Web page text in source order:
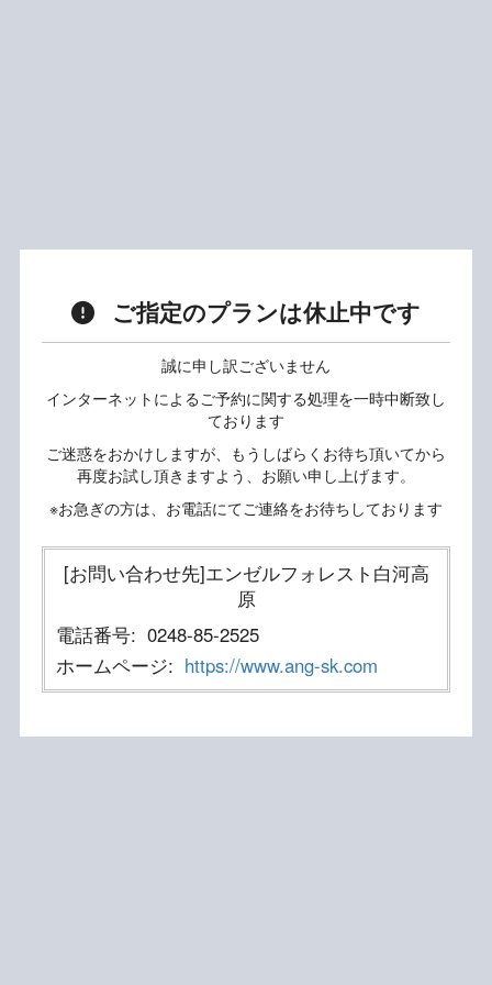
ご指定のプランは休止中です
誠に申し訳ございません
インターネットによるご予約に関する処理を一時中断致し
ております
ご迷惑をおかけしますが、もうしばらくお待ち頂いてから
再度お試し頂きますよう、お願い申し上げます。
※お急ぎの方は、お電話にてご連絡をお待ちしております
[お問い合わせ先]エンゼルフォレスト白河高
原
電話番号: 0248-85-2525
ホームページ: https://www.ang-sk.com